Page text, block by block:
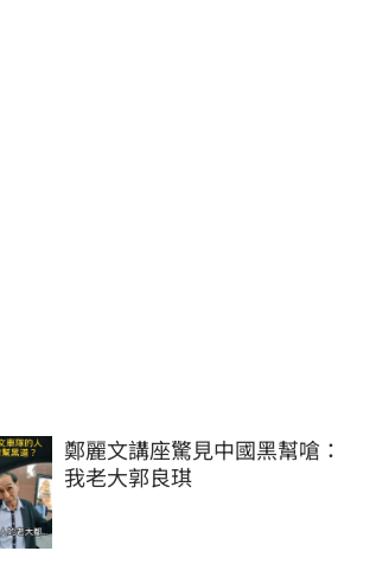
鄭麗文講座驚見中國黑幫嗆：
我老大郭良琪